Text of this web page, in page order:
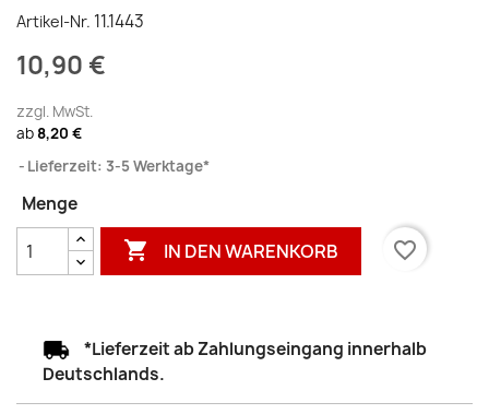
Artikel-Nr. 11.1443
10,90 €
zzgl. MwSt.
ab8,20 €
Lieferzeit: 3-5 Werktage*
Menge
 IN DEN WARENKORB favorite_border
*Lieferzeit ab Zahlungseingang innerhalb
Deutschlands.